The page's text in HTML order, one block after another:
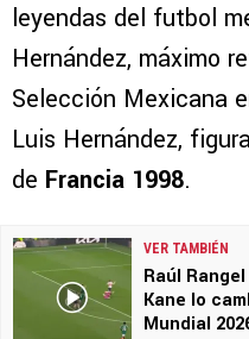
leyendas del futbol
Hernández, máximo
Selección Mexicana
Luis Hernández,
de Francia 1998.
VER TAMBIÉN
Raúl
Kane lo
Mundial